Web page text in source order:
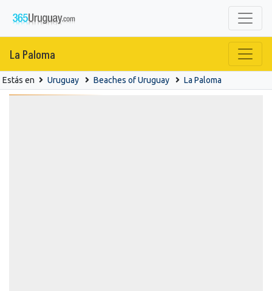
La Paloma
Estás en Uruguay Beaches of Uruguay La Paloma